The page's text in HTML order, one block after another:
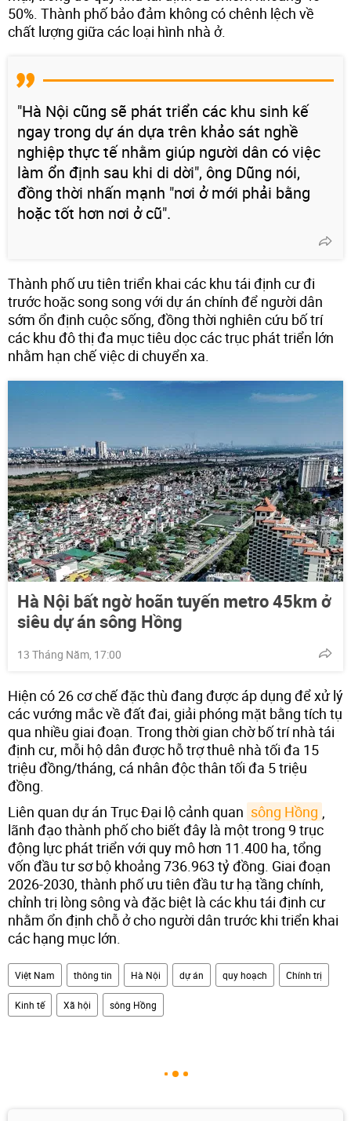
50%. Thành phố bảo đảm không có chênh lệch về
chất lượng giữa các loại hình nhà ở.
"Hà Nội cũng sẽ phát triển các khu sinh kế
ngay trong dự án dựa trên khảo sát nghề
nghiệp thực tế nhằm giúp người dân có việc
làm ổn định sau khi di dời", ông Dũng nói,
đồng thời nhấn mạnh "nơi ở mới phải bằng
hoặc tốt hơn nơi ở cũ".
Thành phố ưu tiên triển khai các khu tái định cư đi
trước hoặc song song với dự án chính để người dân
sớm ổn định cuộc sống, đồng thời nghiên cứu bố trí
các khu đô thị đa mục tiêu dọc các trục phát triển lớn
nhằm hạn chế việc di chuyển xa.
Hà Nội bất ngờ hoãn tuyến metro 45km ở
siêu dự án sông Hồng
13 Tháng Năm, 17:00
Hiện có 26 cơ chế đặc thù đang được áp dụng để xử lý
các vướng mắc về đất đai, giải phóng mặt bằng tích tụ
qua nhiều giai đoạn. Trong thời gian chờ bố trí nhà tái
định cư, mỗi hộ dân được hỗ trợ thuê nhà tối đa 15
triệu đồng/tháng, cá nhân độc thân tối đa 5 triệu
đồng.
Liên quan dự án Trục Đại lộ cảnh quan sông Hồng
lãnh đạo thành phố cho biết đây là một trong 9 trục
động lực phát triển với quy mô hơn 11.400 ha, tổng
vốn đầu tư sơ bộ khoảng 736.963 tỷ đồng. Giai đoạn
2026-2030, thành phố ưu tiên đầu tư hạ tầng chính,
chỉnh trị lòng sông và đặc biệt là các khu tái định cư
nhằm ổn định chỗ ở cho người dân trước khi triển khai
các hạng mục lớn.
Việt Nam thông tin Hà Nội dự án quy hoạch Chính trị
Kinh tế Xã hội sông Hồng